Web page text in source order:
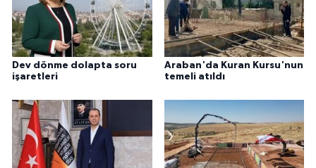
Dev dönme dolapta soru
işaretleri
Araban'da Kuran Kursu'nun
temeli atıldı